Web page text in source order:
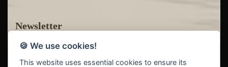
Newsletter
Máte zájem o akční nabídky?
Teď už vám nic neunikne!
🍪 We use cookies!
This website uses essential cookies to ensure its